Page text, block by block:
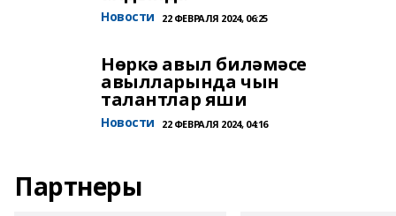
Новости 22 ФЕВРАЛЯ 2024, 06:25
Нөркә авыл биләмәсе
авылларында чын
талантлар яши
Новости 22 ФЕВРАЛЯ 2024, 04:16
Партнеры